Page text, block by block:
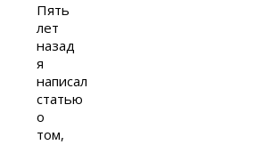
Пять
лет
назад
я
написал
статью
о
том,